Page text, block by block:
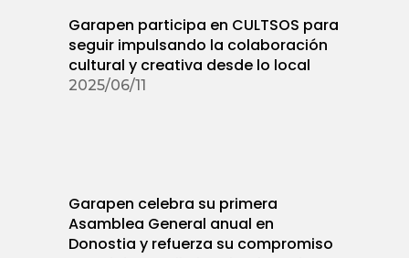
Garapen participa en CULTSOS para
seguir impulsando la colaboración
cultural y creativa desde lo local
2025/06/11
Garapen celebra su primera
Asamblea General anual en
Donostia y refuerza su compromiso